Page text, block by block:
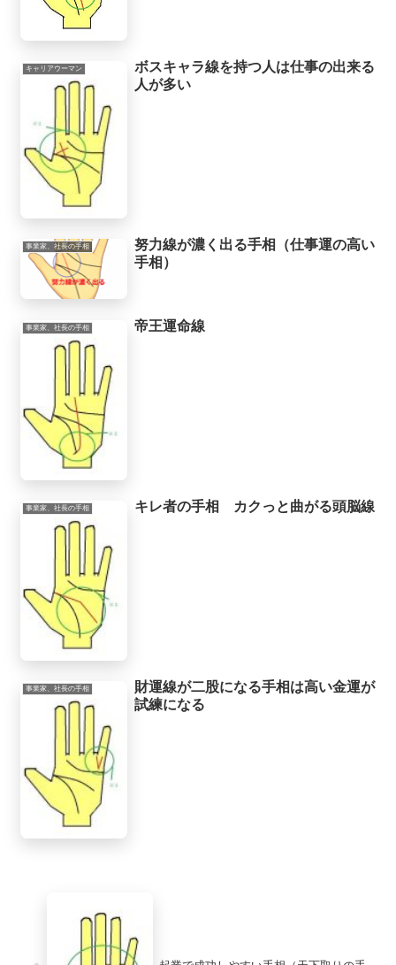
キャリアウーマン
ボスキャラ線を持つ人は仕事の出来る
人が多い
事業家、社長の手相
努力線が濃く出る手相（仕事運の高い
手相）
事業家、社長の手相 帝王運命線
事業家、社長の手相 キレ者の手相 カクっと曲がる頭脳線
事業家、社長の手相
財運線が二股になる手相は高い金運が
試練になる